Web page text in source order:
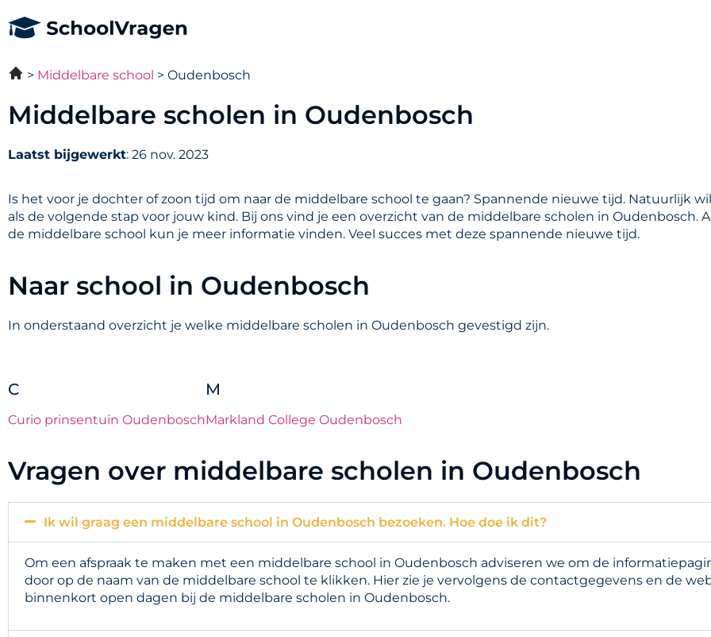
Middelbare school Oudenbosch
Middelbare scholen in Oudenbosch
Laatst bijgewerkt: 26 nov. 2023
Is het voor je dochter of zoon tijd om naar de middelbare school te gaan? Spannende nieuwe tijd. Natuurlijk
als de volgende stap voor jouw kind. Bij ons vind je een overzicht van de middelbare scholen in Oudenbosch.
de middelbare school kun je meer informatie vinden. Veel succes met deze spannende nieuwe tijd.
Naar school in Oudenbosch
In onderstaand overzicht je welke middelbare scholen in Oudenbosch gevestigd zijn.
C
Curio prinsentuin Oudenbosch
M
Markland College Oudenbosch
Vragen over middelbare scholen in Oudenbosch
Ik wil graag een middelbare school in Oudenbosch bezoeken. Hoe doe ik dit?
Om een afspraak te maken met een middelbare school in Oudenbosch adviseren we om de
door op de naam van de middelbare school te klikken. Hier zie je vervolgens de contactgegevens en de
binnenkort open dagen bij de middelbare scholen in Oudenbosch.